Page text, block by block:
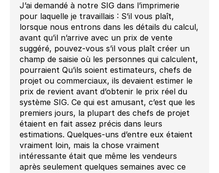
J’ai demandé à notre SIG dans l’imprimerie
pour laquelle je travaillais : S’il vous plaît,
lorsque nous entrons dans les détails du calcul,
avant qu’il n’arrive avec un prix de vente
suggéré, pouvez-vous s’il vous plaît créer un
champ de saisie où les personnes qui calculent,
pourraient Qu’ils soient estimateurs, chefs de
projet ou commerciaux, ils devaient estimer le
prix de revient avant d’obtenir le prix réel du
système SIG. Ce qui est amusant, c’est que les
premiers jours, la plupart des chefs de projet
étaient en fait assez précis dans leurs
estimations. Quelques-uns d’entre eux étaient
vraiment loin, mais la chose vraiment
intéressante était que même les vendeurs
après seulement quelques semaines avec ce